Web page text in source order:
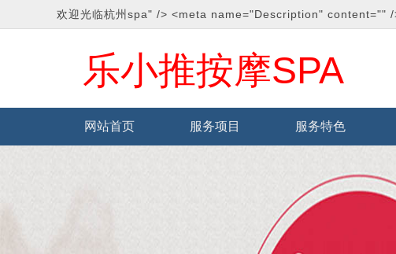
欢迎光临杭州spa" /> <meta name="Description"
乐小推按摩SPA
网站首页 服务项目 服务特色